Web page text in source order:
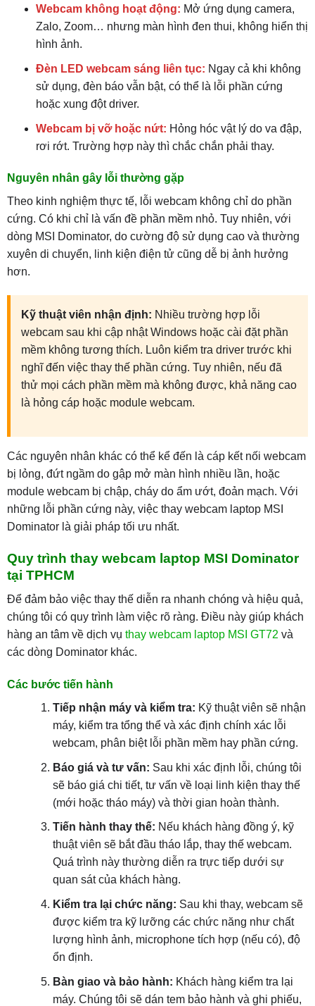
Webcam không hoạt động: Mở ứng dụng camera,
Zalo, Zoom… nhưng màn hình đen thui, không hiển thị
hình ảnh.
Đèn LED webcam sáng liên tục: Ngay cả khi không
sử dụng, đèn báo vẫn bật, có thể là lỗi phần cứng
hoặc xung đột driver.
Webcam bị vỡ hoặc nứt: Hỏng hóc vật lý do va đập,
rơi rớt. Trường hợp này thì chắc chắn phải thay.
Nguyên nhân gây lỗi thường gặp
Theo kinh nghiệm thực tế, lỗi webcam không chỉ do phần
cứng. Có khi chỉ là vấn đề phần mềm nhỏ. Tuy nhiên, với
dòng MSI Dominator, do cường độ sử dụng cao và thường
xuyên di chuyển, linh kiện điện tử cũng dễ bị ảnh hưởng
hơn.
Kỹ thuật viên nhận định: Nhiều trường hợp lỗi
webcam sau khi cập nhật Windows hoặc cài đặt phần
mềm không tương thích. Luôn kiểm tra driver trước khi
nghĩ đến việc thay thế phần cứng. Tuy nhiên, nếu đã
thử mọi cách phần mềm mà không được, khả năng cao
là hỏng cáp hoặc module webcam.
Các nguyên nhân khác có thể kể đến là cáp kết nối webcam
bị lỏng, đứt ngầm do gập mở màn hình nhiều lần, hoặc
module webcam bị chập, cháy do ẩm ướt, đoản mạch. Với
những lỗi phần cứng này, việc thay webcam laptop MSI
Dominator là giải pháp tối ưu nhất.
Quy trình thay webcam laptop MSI Dominator
tại TPHCM
Để đảm bảo việc thay thế diễn ra nhanh chóng và hiệu quả,
chúng tôi có quy trình làm việc rõ ràng. Điều này giúp khách
hàng an tâm về dịch vụ thay webcam laptop MSI GT72 và
các dòng Dominator khác.
Các bước tiến hành
Tiếp nhận máy và kiểm tra: Kỹ thuật viên sẽ nhận
máy, kiểm tra tổng thể và xác định chính xác lỗi
webcam, phân biệt lỗi phần mềm hay phần cứng.
Báo giá và tư vấn: Sau khi xác định lỗi, chúng tôi
sẽ báo giá chi tiết, tư vấn về loại linh kiện thay thế
(mới hoặc tháo máy) và thời gian hoàn thành.
Tiến hành thay thế: Nếu khách hàng đồng ý, kỹ
thuật viên sẽ bắt đầu tháo lắp, thay thế webcam.
Quá trình này thường diễn ra trực tiếp dưới sự
quan sát của khách hàng.
Kiểm tra lại chức năng: Sau khi thay, webcam sẽ
được kiểm tra kỹ lưỡng các chức năng như chất
lượng hình ảnh, microphone tích hợp (nếu có), độ
ổn định.
Bàn giao và bảo hành: Khách hàng kiểm tra lại
máy. Chúng tôi sẽ dán tem bảo hành và ghi phiếu,